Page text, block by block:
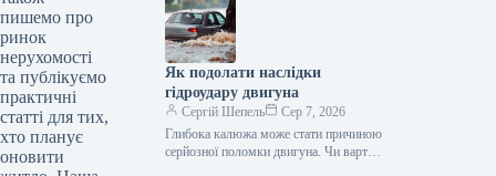
пишемо про
ринок
нерухомості
та публікуємо
практичні
статті для тих,
хто планує
оновити
Як подолати наслідки
гідроудару двигуна
Сергій Шепель
Сер 7, 2026
Глибока калюжа може стати причиною
серйозної поломки двигуна. Чи варто